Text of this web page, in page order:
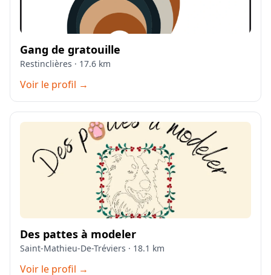
Gang de gratouille
Restinclières · 17.6 km
Voir le profil →
Des pattes à modeler
Saint-Mathieu-De-Tréviers · 18.1 km
Voir le profil →